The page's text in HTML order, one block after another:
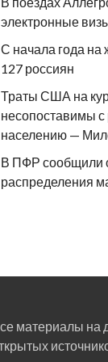
электронные
С начала года на
127 россиян
Траты США на
несопоставимы
населению —
В ПФР сообщили
распределения
материалы на